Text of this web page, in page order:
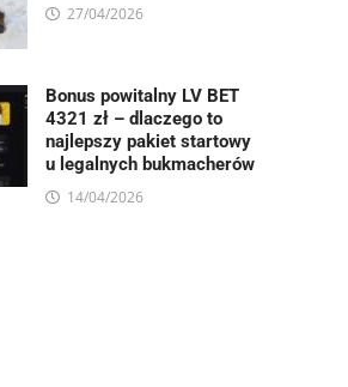
27/04/2026
Bonus powitalny LV BET
4321 zł – dlaczego to
najlepszy pakiet startowy
u legalnych bukmacherów
14/04/2026